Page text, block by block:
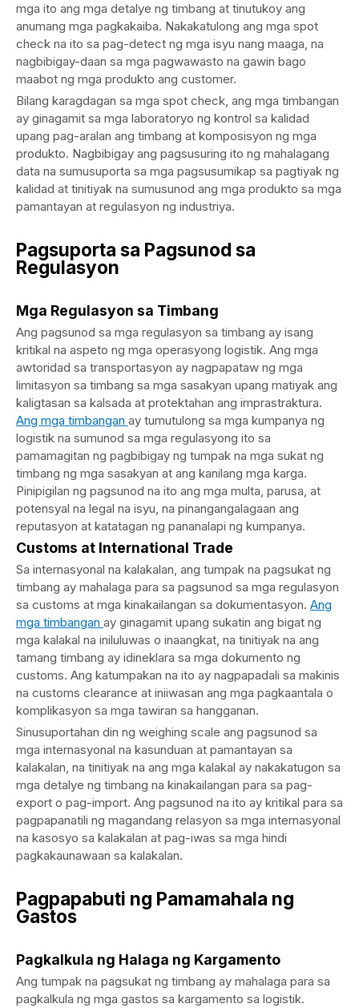
mga ito ang mga detalye ng timbang at tinutukoy ang
anumang mga pagkakaiba. Nakakatulong ang mga spot
check na ito sa pag-detect ng mga isyu nang maaga, na
nagbibigay-daan sa mga pagwawasto na gawin bago
maabot ng mga produkto ang customer.
Bilang karagdagan sa mga spot check, ang mga timbangan
ay ginagamit sa mga laboratoryo ng kontrol sa kalidad
upang pag-aralan ang timbang at komposisyon ng mga
produkto. Nagbibigay ang pagsusuring ito ng mahalagang
data na sumusuporta sa mga pagsusumikap sa pagtiyak ng
kalidad at tinitiyak na sumusunod ang mga produkto sa mga
pamantayan at regulasyon ng industriya.
Pagsuporta sa Pagsunod sa
Regulasyon
Mga Regulasyon sa Timbang
Ang pagsunod sa mga regulasyon sa timbang ay isang
kritikal na aspeto ng mga operasyong logistik. Ang mga
awtoridad sa transportasyon ay nagpapataw ng mga
limitasyon sa timbang sa mga sasakyan upang matiyak ang
kaligtasan sa kalsada at protektahan ang imprastraktura.
Ang mga timbangan ay tumutulong sa mga kumpanya ng
logistik na sumunod sa mga regulasyong ito sa
pamamagitan ng pagbibigay ng tumpak na mga sukat ng
timbang ng mga sasakyan at ang kanilang mga karga.
Pinipigilan ng pagsunod na ito ang mga multa, parusa, at
potensyal na legal na isyu, na pinangangalagaan ang
reputasyon at katatagan ng pananalapi ng kumpanya.
Customs at International Trade
Sa internasyonal na kalakalan, ang tumpak na pagsukat ng
timbang ay mahalaga para sa pagsunod sa mga regulasyon
sa customs at mga kinakailangan sa dokumentasyon. Ang
mga timbangan ay ginagamit upang sukatin ang bigat ng
mga kalakal na iniluluwas o inaangkat, na tinitiyak na ang
tamang timbang ay idineklara sa mga dokumento ng
customs. Ang katumpakan na ito ay nagpapadali sa makinis
na customs clearance at iniiwasan ang mga pagkaantala o
komplikasyon sa mga tawiran sa hangganan.
Sinusuportahan din ng weighing scale ang pagsunod sa
mga internasyonal na kasunduan at pamantayan sa
kalakalan, na tinitiyak na ang mga kalakal ay nakakatugon sa
mga detalye ng timbang na kinakailangan para sa pag-
export o pag-import. Ang pagsunod na ito ay kritikal para sa
pagpapanatili ng magandang relasyon sa mga internasyonal
na kasosyo sa kalakalan at pag-iwas sa mga hindi
pagkakaunawaan sa kalakalan.
Pagpapabuti ng Pamamahala ng
Gastos
Pagkalkula ng Halaga ng Kargamento
Ang tumpak na pagsukat ng timbang ay mahalaga para sa
pagkalkula ng mga gastos sa kargamento sa logistik.